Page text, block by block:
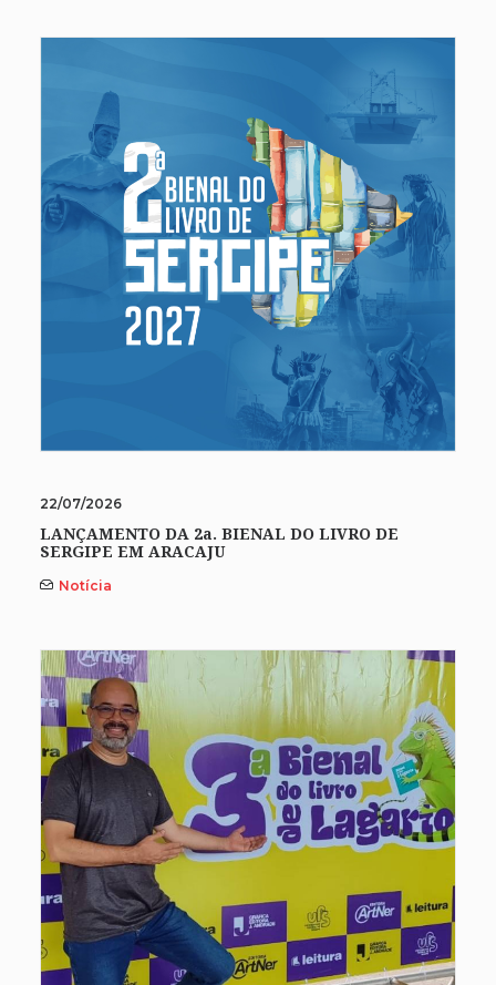
22/07/2026
LANÇAMENTO DA 2a. BIENAL DO LIVRO DE
SERGIPE EM ARACAJU
Notícia